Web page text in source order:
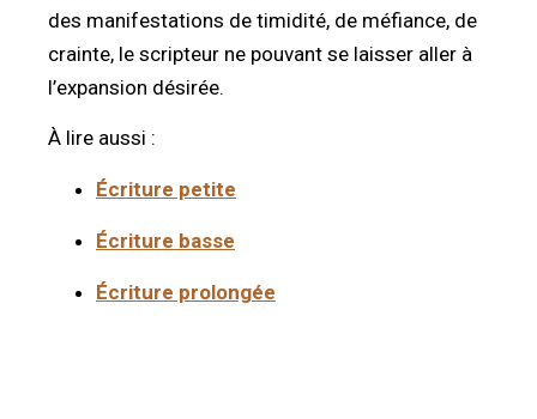
des manifestations de timidité, de méfiance, de
crainte, le scripteur ne pouvant se laisser aller à
l’expansion désirée.
À lire aussi :
Écriture petite
Écriture basse
Écriture prolongée